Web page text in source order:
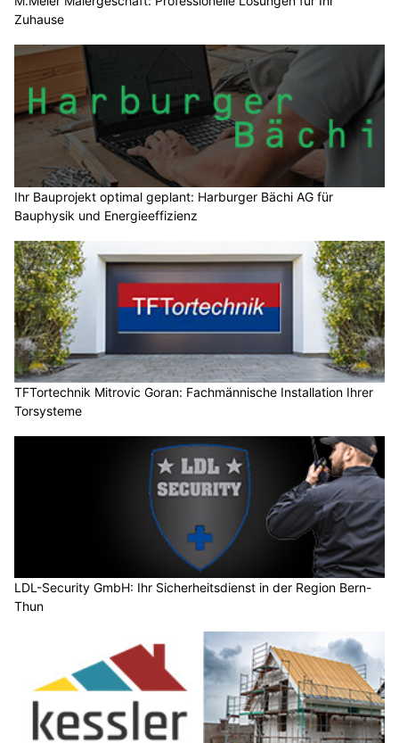
Zuhause
Ihr Bauprojekt optimal geplant: Harburger Bächi AG für
Bauphysik und Energieeffizienz
TFTortechnik Mitrovic Goran: Fachmännische Installation Ihrer
Torsysteme
LDL-Security GmbH: Ihr Sicherheitsdienst in der Region Bern-
Thun